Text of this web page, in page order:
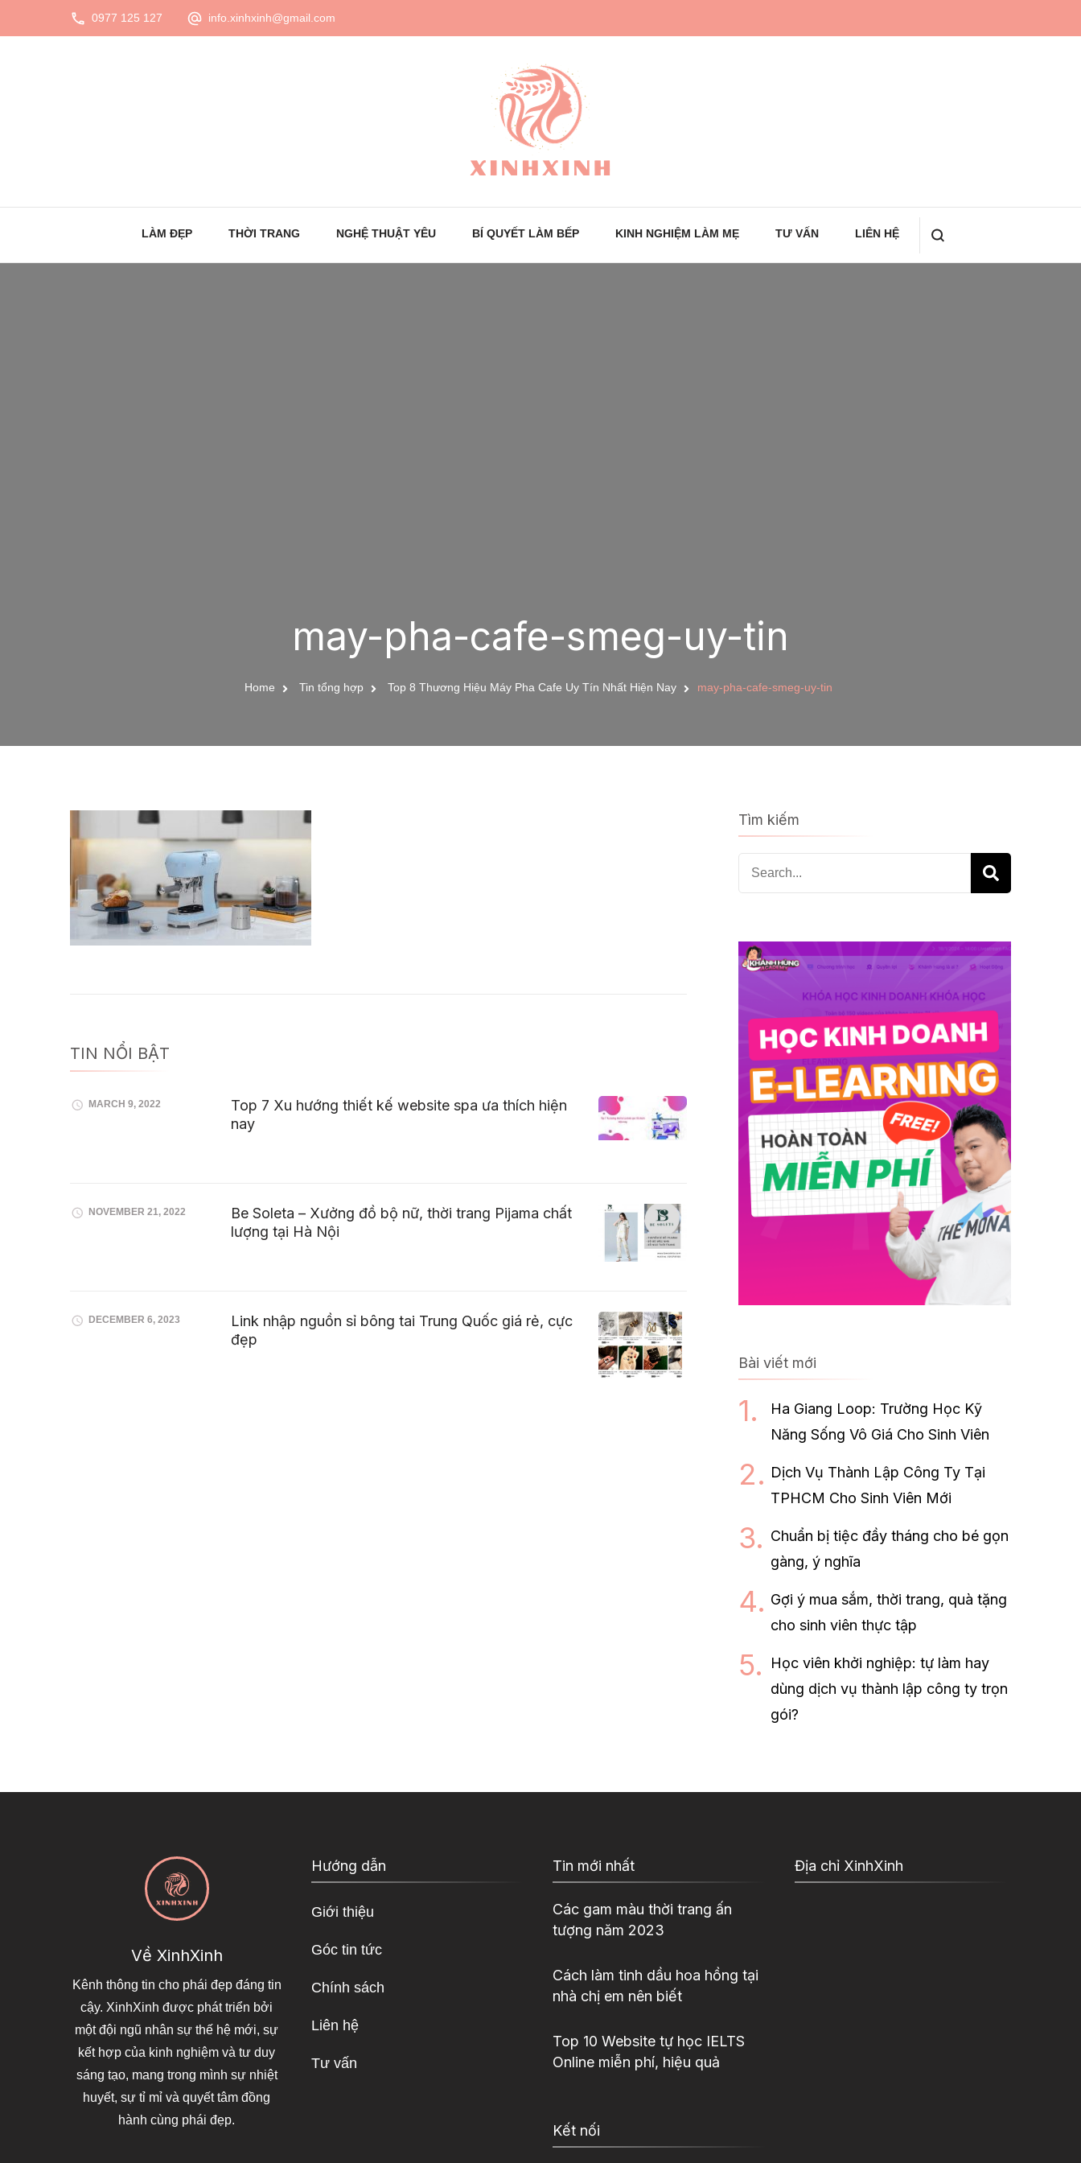
0977 125 127 info.xinhxinh@gmail.com
XinhXinh
Trang tin tức cho phái đẹp
LÀM ĐẸP THỜI TRANG NGHỆ THUẬT YÊU BÍ QUYẾT LÀM BẾP KINH NGHIỆM LÀM MẸ TƯ VẤN LIÊN HỆ
may-pha-cafe-smeg-uy-tin
Home Tin tổng hợp Top 8 Thương Hiệu Máy Pha Cafe Uy Tín Nhất Hiện Nay may-pha-cafe-smeg-uy-tin
TIN NỔI BẬT
MARCH 9, 2022
Top 7 Xu hướng thiết kế website spa ưa thích hiện
nay
NOVEMBER 21, 2022
Be Soleta – Xưởng đồ bộ nữ, thời trang Pijama chất
lượng tại Hà Nội
DECEMBER 6, 2023
Link nhập nguồn sỉ bông tai Trung Quốc giá rẻ, cực
đẹp
Tìm kiếm
Search
for:
Bài viết mới
Ha Giang Loop: Trường Học Kỹ
Năng Sống Vô Giá Cho Sinh Viên
Dịch Vụ Thành Lập Công Ty Tại
TPHCM Cho Sinh Viên Mới
Chuẩn bị tiệc đầy tháng cho bé gọn
gàng, ý nghĩa
Gợi ý mua sắm, thời trang, quà tặng
cho sinh viên thực tập
Học viên khởi nghiệp: tự làm hay
dùng dịch vụ thành lập công ty trọn
gói?
Về XinhXinh
Kênh thông tin cho phái đẹp đáng tin
cậy. XinhXinh được phát triển bởi
một đội ngũ nhân sự thế hệ mới, sự
kết hợp của kinh nghiệm và tư duy
sáng tạo, mang trong mình sự nhiệt
huyết, sự tỉ mỉ và quyết tâm đồng
hành cùng phái đẹp.
Hướng dẫn
Giới thiệu
Góc tin tức
Chính sách
Liên hệ
Tư vấn
Tin mới nhất
Các gam màu thời trang ấn
tượng năm 2023
Cách làm tinh dầu hoa hồng tại
nhà chị em nên biết
Top 10 Website tự học IELTS
Online miễn phí, hiệu quả
Kết nối
Địa chỉ XinhXinh